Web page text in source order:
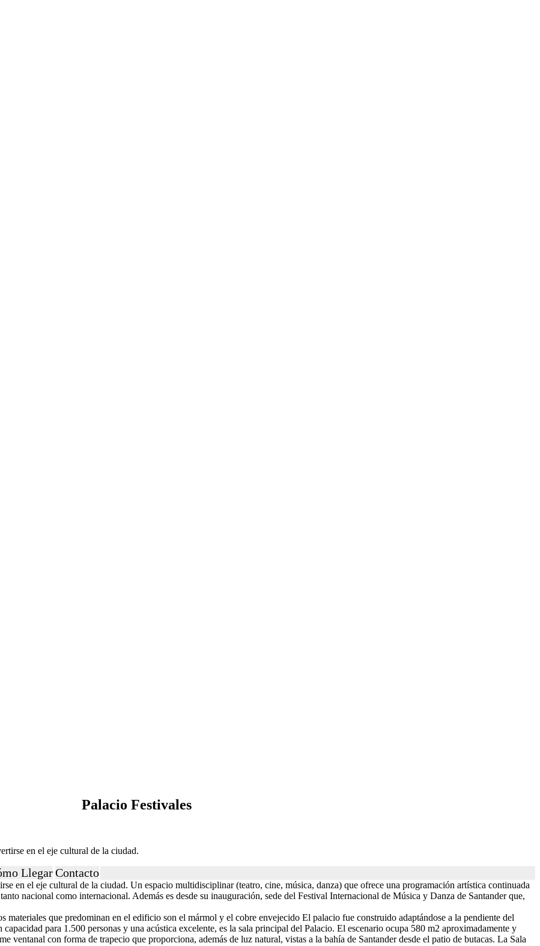
Palacio Festivales
en el eje cultural de la ciudad.
LlegarContacto
en el eje cultural de la ciudad. Un espacio multidisciplinar (teatro, cine, música, danza) que ofrece una programación artística continuada
nacional como internacional. Además es desde su inauguración, sede del Festival Internacional de Música y Danza de Santander que,
materiales que predominan en el edificio son el mármol y el cobre envejecido El palacio fue construido adaptándose a la pendiente del
para 1.500 personas y una acústica excelente, es la sala principal del Palacio. El escenario ocupa 580 m2 aproximadamente y
ventanal con forma de trapecio que proporciona, además de luz natural, vistas a la bahía de Santander desde el patio de butacas. La Sala